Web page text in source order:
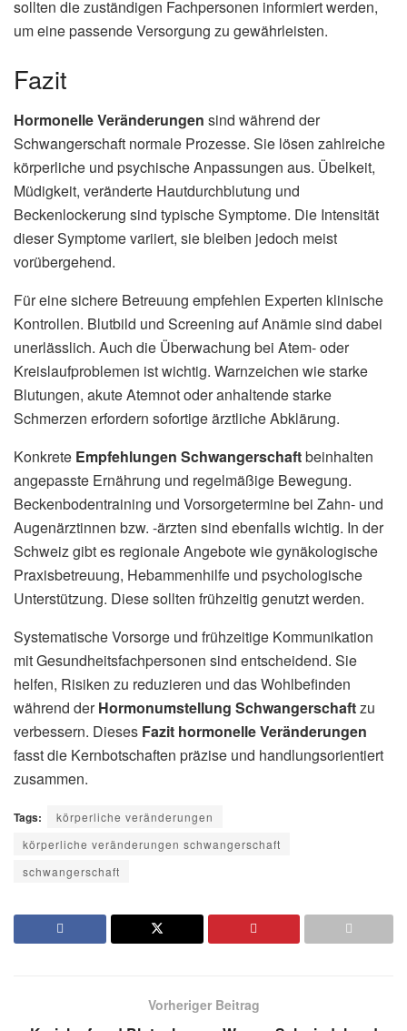
sollten die zuständigen Fachpersonen informiert werden,
um eine passende Versorgung zu gewährleisten.
Fazit
Hormonelle Veränderungen sind während der
Schwangerschaft normale Prozesse. Sie lösen zahlreiche
körperliche und psychische Anpassungen aus. Übelkeit,
Müdigkeit, veränderte Hautdurchblutung und
Beckenlockerung sind typische Symptome. Die Intensität
dieser Symptome variiert, sie bleiben jedoch meist
vorübergehend.
Für eine sichere Betreuung empfehlen Experten klinische
Kontrollen. Blutbild und Screening auf Anämie sind dabei
unerlässlich. Auch die Überwachung bei Atem- oder
Kreislaufproblemen ist wichtig. Warnzeichen wie starke
Blutungen, akute Atemnot oder anhaltende starke
Schmerzen erfordern sofortige ärztliche Abklärung.
Konkrete Empfehlungen Schwangerschaftbeinhalten
angepasste Ernährung und regelmäßige Bewegung.
Beckenbodentraining und Vorsorgetermine bei Zahn- und
Augenärztinnen bzw. -ärzten sind ebenfalls wichtig. In der
Schweiz gibt es regionale Angebote wie gynäkologische
Praxisbetreuung, Hebammenhilfe und psychologische
Unterstützung. Diese sollten frühzeitig genutzt werden.
Systematische Vorsorge und frühzeitige Kommunikation
mit Gesundheitsfachpersonen sind entscheidend. Sie
helfen, Risiken zu reduzieren und das Wohlbefinden
während derHormonumstellung Schwangerschaftzu
verbessern. Dieses Fazit hormonelle Veränderungen
fasst die Kernbotschaften präzise und handlungsorientiert
zusammen.
Tags:
körperliche veränderungen
körperliche veränderungen schwangerschaft
schwangerschaft
Vorheriger Beitrag